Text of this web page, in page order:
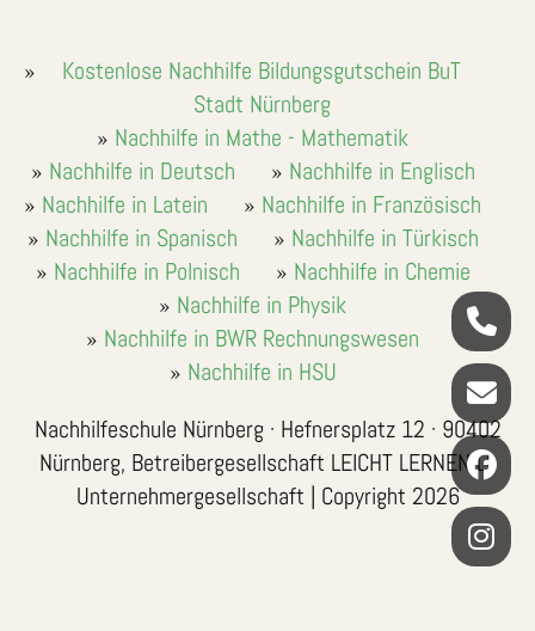
Kostenlose Nachhilfe Bildungsgutschein BuT
Stadt Nürnberg
Nachhilfe in Mathe - Mathematik
Nachhilfe in Deutsch
Nachhilfe in Englisch
Nachhilfe in Latein
Nachhilfe in Französisch
Nachhilfe in Spanisch
Nachhilfe in Türkisch
Nachhilfe in Polnisch
Nachhilfe in Chemie
Nachhilfe in Physik
Nachhilfe in BWR Rechnungswesen
Nachhilfe in HSU
Nachhilfeschule Nürnberg · Hefnersplatz 12 · 90402
Nürnberg, Betreibergesellschaft LEICHT LERNEN LL
Unternehmergesellschaft | Copyright 2026